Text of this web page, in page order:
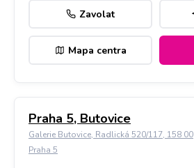
Zavolat
Mapa centra
Praha 5, Butovice
Galerie Butovice, Radlická 520/117, 158 00
Praha 5